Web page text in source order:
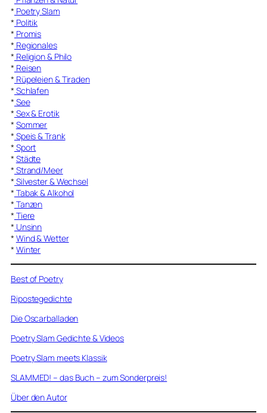
* Poetry Slam
* Politik
* Promis
* Regionales
* Religion & Philo
* Reisen
* Rüpeleien & Tiraden
* Schlafen
* See
* Sex & Erotik
* Sommer
* Speis & Trank
* Sport
* Städte
* Strand/Meer
* Silvester & Wechsel
* Tabak & Alkohol
* Tanzen
* Tiere
* Unsinn
* Wind & Wetter
* Winter
Best of Poetry
Ripostegedichte
Die Oscarballaden
Poetry Slam Gedichte & Videos
Poetry Slam meets Klassik
SLAMMED! – das Buch – zum Sonderpreis!
Über den Autor